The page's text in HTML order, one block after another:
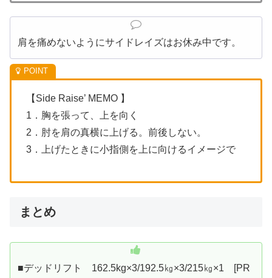
肩を痛めないようにサイドレイズはお休み中です。
【Side Raise’ MEMO 】
1．胸を張って、上を向く
2．肘を肩の真横に上げる。前後しない。
3．上げたときに小指側を上に向けるイメージで
まとめ
■デッドリフト 162.5kg×3/192.5㎏×3/215㎏×1 [PR